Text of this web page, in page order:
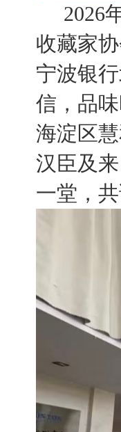
2026年
收藏家
宁波银
信，品
海淀区
汉臣及
一堂，